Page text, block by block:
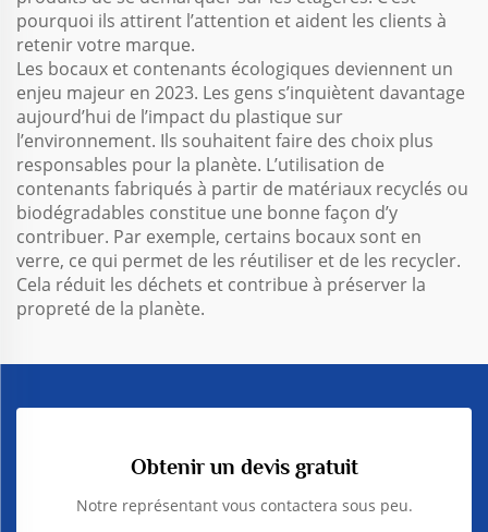
pourquoi ils attirent l’attention et aident les clients à
retenir votre marque.
Les bocaux et contenants écologiques deviennent un
enjeu majeur en 2023. Les gens s’inquiètent davantage
aujourd’hui de l’impact du plastique sur
l’environnement. Ils souhaitent faire des choix plus
responsables pour la planète. L’utilisation de
contenants fabriqués à partir de matériaux recyclés ou
biodégradables constitue une bonne façon d’y
contribuer. Par exemple, certains bocaux sont en
verre, ce qui permet de les réutiliser et de les recycler.
Cela réduit les déchets et contribue à préserver la
propreté de la planète.
Obtenir un devis gratuit
Notre représentant vous contactera sous peu.